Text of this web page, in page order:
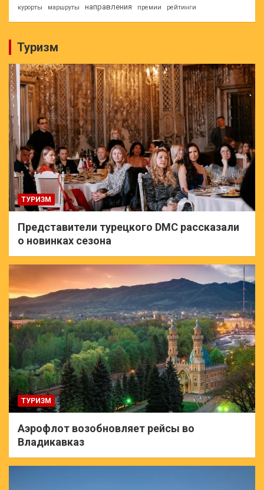
курорты маршруты направления премии рейтинги
Туризм
ТУРИЗМ
Представители турецкого DMC рассказали
о новинках сезона
ТУРИЗМ
Аэрофлот возобновляет рейсы во
Владикавказ